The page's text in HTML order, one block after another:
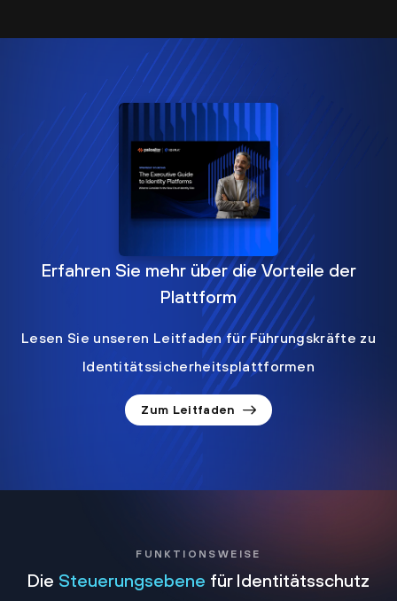
Erfahren Sie mehr über die Vorteile der
Plattform
Lesen Sie unseren Leitfaden für Führungskräfte zu
Identitätssicherheitsplattformen
Zum Leitfaden
FUNKTIONSWEISE
Die Steuerungsebene für Identitätsschutz